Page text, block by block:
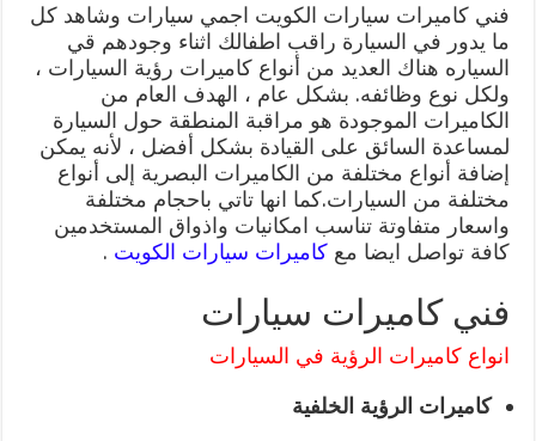
فني كاميرات سيارات الكويت اجمي سيارات وشاهد كل
ما يدور في السيارة راقب اطفالك اثناء وجودهم قي
السياره هناك العديد من أنواع كاميرات رؤية السيارات ،
ولكل نوع وظائفه. بشكل عام ، الهدف العام من
الكاميرات الموجودة هو مراقبة المنطقة حول السيارة
لمساعدة السائق على القيادة بشكل أفضل ، لأنه يمكن
إضافة أنواع مختلفة من الكاميرات البصرية إلى أنواع
مختلفة من السيارات.كما انها تاتي باحجام مختلفة
واسعار متفاوتة تناسب امكانيات واذواق المستخدمين
كافة تواصل ايضا معكاميرات سيارات الكويت .
فني كاميرات سيارات
انواع كاميرات الرؤية في السيارات
كاميرات الرؤية الخلفية